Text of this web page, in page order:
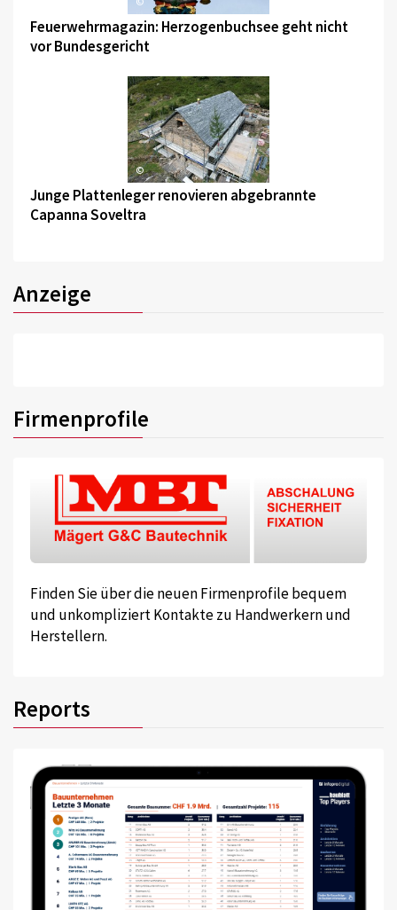
Feuerwehrmagazin: Herzogenbuchsee geht nicht
vor Bundesgericht
©
Junge Plattenleger renovieren abgebrannte
Capanna Soveltra
Anzeige
Firmenprofile
Finden Sie über die neuen Firmenprofile bequem
und unkompliziert Kontakte zu Handwerkern und
Herstellern.
Reports